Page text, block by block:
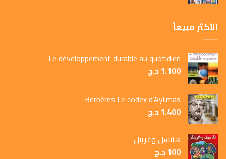
الأكثر مبيعاً
Le développement durable au quotidien
1.100د.ج
Berbères Le codex d’Aylimas
1.400د.ج
هانسل وغريتل
100د.ج